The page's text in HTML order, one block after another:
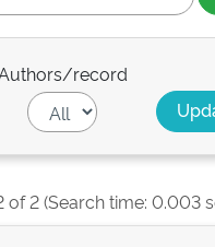
record
of 2 (Search time: 0.003